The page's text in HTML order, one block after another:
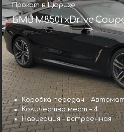
Прокат в Цюрихе
БМВ M850i xDrive
Коробка передач –
Количество мест – 4
Навигация – встроенная